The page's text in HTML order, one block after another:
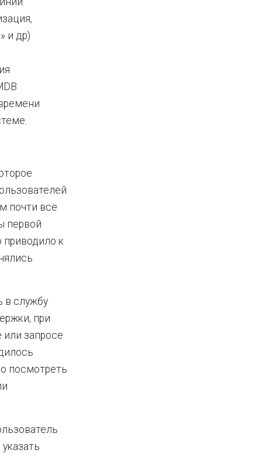
и др)
почти всё
первой
приводило к
в службу
при
запросе
посмотреть